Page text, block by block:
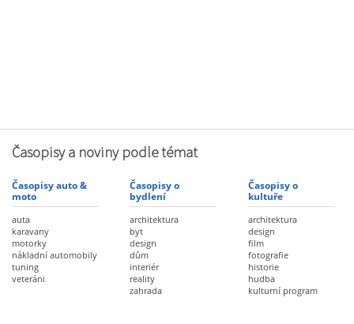
Časopisy a noviny podle témat
Časopisy auto &
moto
auta
karavany
motorky
nákladní automobily
tuning
veteráni
Časopisy o
bydlení
architektura
byt
design
dům
interiér
reality
zahrada
Časopisy o
kultuře
architektura
design
film
fotografie
historie
hudba
kulturní program